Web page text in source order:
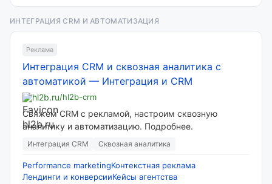
ИНТЕГРАЦИЯ CRM И АВТОМАТИЗАЦИЯ
Реклама
Интеграция CRM и сквозная аналитика с
автоматикой — Интеграция и CRM
hl2b.ru/hl2b-crm
Свяжем CRM с рекламой, настроим сквозную
аналитику и автоматизацию. Подробнее.
Интеграция CRM Сквозная аналитика
Performance marketingКонтекстная реклама
Лендинги и конверсииКейсы агентства